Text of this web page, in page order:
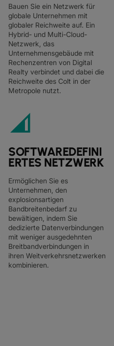
Bauen Sie ein Netzwerk für
globale Unternehmen mit
globaler Reichweite auf. Ein
Hybrid- und Multi-Cloud-
Netzwerk, das
Unternehmensgebäude mit
Rechenzentren von Digital
Realty verbindet und dabei die
Reichweite des Colt in der
Metropole nutzt.
network_cell
SOFTWAREDEFINI
ERTES NETZWERK
Ermöglichen Sie es
Unternehmen, den
explosionsartigen
Bandbreitenbedarf zu
bewältigen, indem Sie
dedizierte Datenverbindungen
mit weniger ausgedehnten
Breitbandverbindungen in
ihren Weitverkehrsnetzwerken
kombinieren.